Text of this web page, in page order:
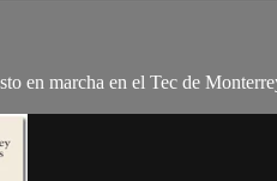
en marcha en el Tec de